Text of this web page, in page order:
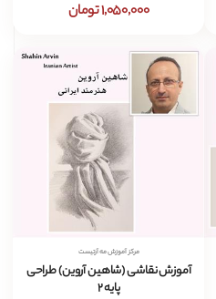
1,050,000 تومان
مرکز آموزش مه آرتیست
آموزش نقاشی (شاهین آروین) طراحی
پایه 2